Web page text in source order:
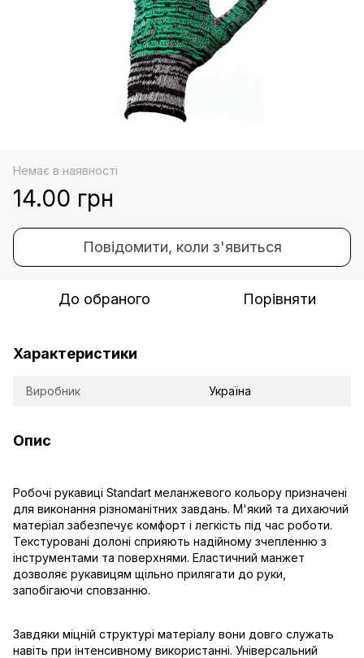
Немає в наявності
14.00 грн
Повідомити, коли з'явиться
До обраного Порівняти
Характеристики
Виробник Україна
Опис
Робочі рукавиці Standart меланжевого кольору призначені
для виконання різноманітних завдань. М'який та дихаючий
матеріал забезпечує комфорт і легкість під час роботи.
Текстуровані долоні сприяють надійному зчепленню з
інструментами та поверхнями. Еластичний манжет
дозволяє рукавицям щільно прилягати до руки,
запобігаючи сповзанню.
Завдяки міцній структурі матеріалу вони довго служать
навіть при інтенсивному використанні. Універсальний